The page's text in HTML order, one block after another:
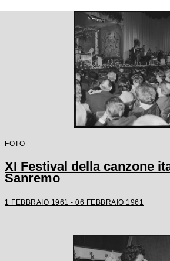
FOTO
XI Festival della canzone
Sanremo
1 FEBBRAIO 1961 - 06 FEBBRAIO 1961